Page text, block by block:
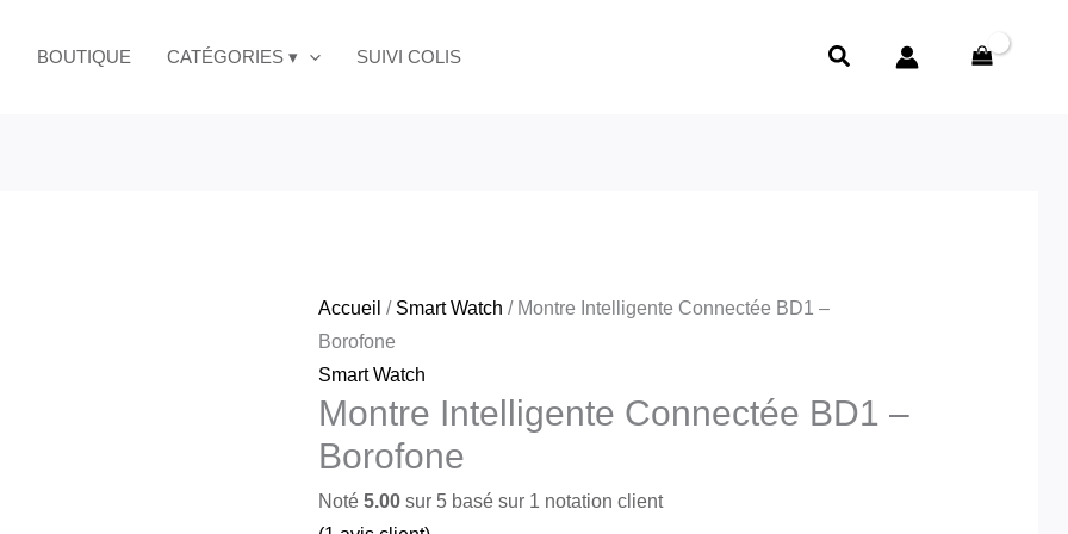
BOUTIQUE CATÉGORIES ▾ SUIVI COLIS Rechercher
Accueil / Smart Watch / Montre Intelligente Connectée BD1 –
Borofone
Smart Watch
Montre Intelligente Connectée BD1 –
Borofone
Noté5.00 sur 5 basé sur 1 notation client